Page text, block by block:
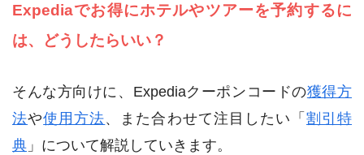
Expediaでお得にホテルやツアーを予約するに
は、どうしたらいい？
そんな方向けに、Expediaクーポンコードの獲得方
法や使用方法、また合わせて注目したい「 割引特
典 」について解説していきます。